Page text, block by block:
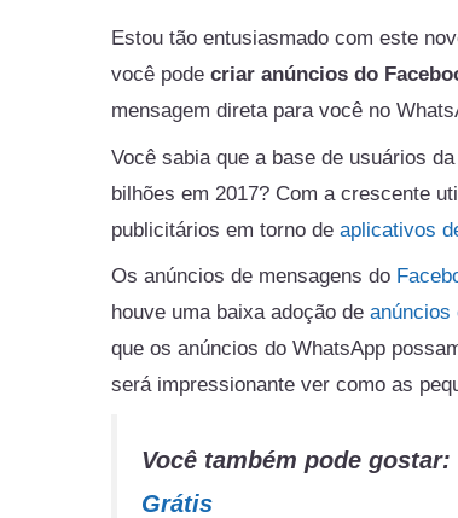
Estou tão entusiasmado com este
você pode criar anúncios do
mensagem direta para você no
Você sabia que a base de usuários da
bilhões em 2017? Com a crescente
publicitários em torno de aplicativos
Os anúncios de mensagens do
houve uma baixa adoção de anúncios
que os anúncios do WhatsApp
será impressionante ver como as
Você também pode gostar:
Grátis